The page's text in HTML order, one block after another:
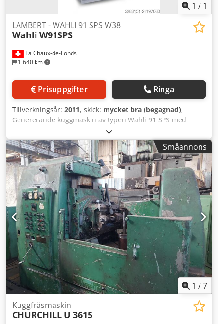
1 / 1
La Chaux-de-Fonds
1 640 km
LAMBERT - WAHLI 91 SPS W38
Wahli W91SPS
Prisuppgifter Ringa
Tillverkningsår: 2011, skick: mycket bra (begagnad),
Genererande kuggmaskin av typen Wahli 91 SPS med
automatisk matningsenhet W38. Dodpfx Akoyh Rkfjuekr
Småannons
1 /7
Kuggfräsmaskin
CHURCHILL U 3615